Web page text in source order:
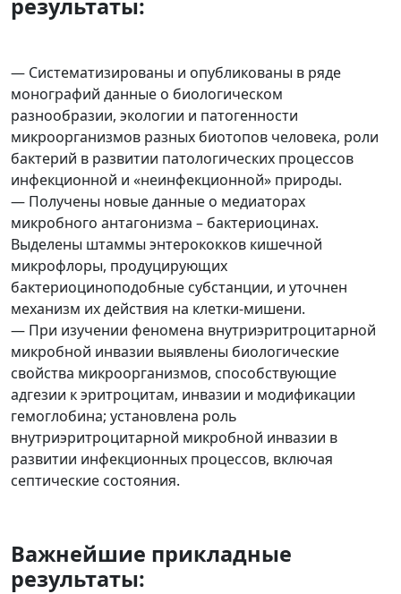
результаты:
— Систематизированы и опубликованы в ряде
монографий данные о биологическом
разнообразии, экологии и патогенности
микроорганизмов разных биотопов человека, роли
бактерий в развитии патологических процессов
инфекционной и «неинфекционной» природы.
— Получены новые данные о медиаторах
микробного антагонизма – бактериоцинах.
Выделены штаммы энтерококков кишечной
микрофлоры, продуцирующих
бактериоциноподобные субстанции, и уточнен
механизм их действия на клетки-мишени.
— При изучении феномена внутриэритроцитарной
микробной инвазии выявлены биологические
свойства микроорганизмов, способствующие
адгезии к эритроцитам, инвазии и модификации
гемоглобина; установлена роль
внутриэритроцитарной микробной инвазии в
развитии инфекционных процессов, включая
септические состояния.
Важнейшие прикладные
результаты: